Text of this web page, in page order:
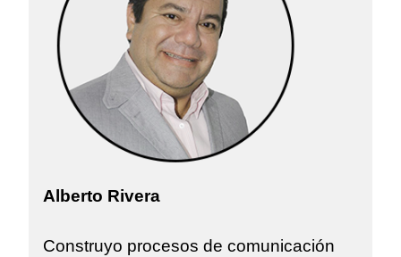
Alberto Rivera
Construyo procesos de comunicación